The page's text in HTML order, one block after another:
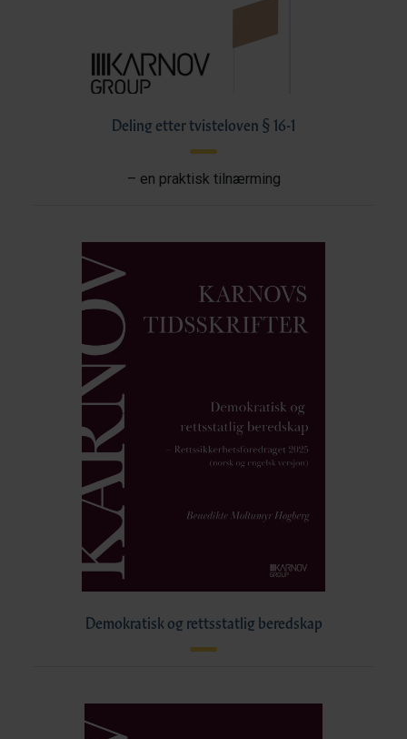
Deling etter tvisteloven § 16-1
– en praktisk tilnærming
Demokratisk og rettsstatlig beredskap